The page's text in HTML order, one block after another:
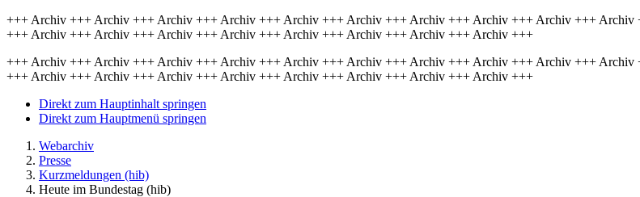
+++ Archiv +++ Archiv +++ Archiv +++ Archiv +++ Archiv +++ Archiv +++ Archiv +++ Archiv +++ Archiv +++
+++ Archiv +++ Archiv +++ Archiv +++ Archiv +++ Archiv +++ Archiv +++ Archiv +++ Archiv +++
+++ Archiv +++ Archiv +++ Archiv +++ Archiv +++ Archiv +++ Archiv +++ Archiv +++ Archiv +++ Archiv +++
+++ Archiv +++ Archiv +++ Archiv +++ Archiv +++ Archiv +++ Archiv +++ Archiv +++ Archiv +++
Direkt zum Hauptinhalt springen
Direkt zum Hauptmenü springen
Webarchiv
Presse
Kurzmeldungen (hib)
Heute im Bundestag (hib)